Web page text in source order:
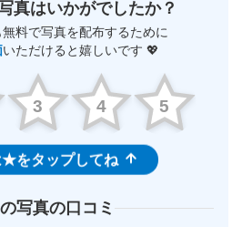
真はいかがでしたか？
料で写真を配布するために
いただけると嬉しいです 💖
3 4 5
★をタップしてね
写真の口コミ